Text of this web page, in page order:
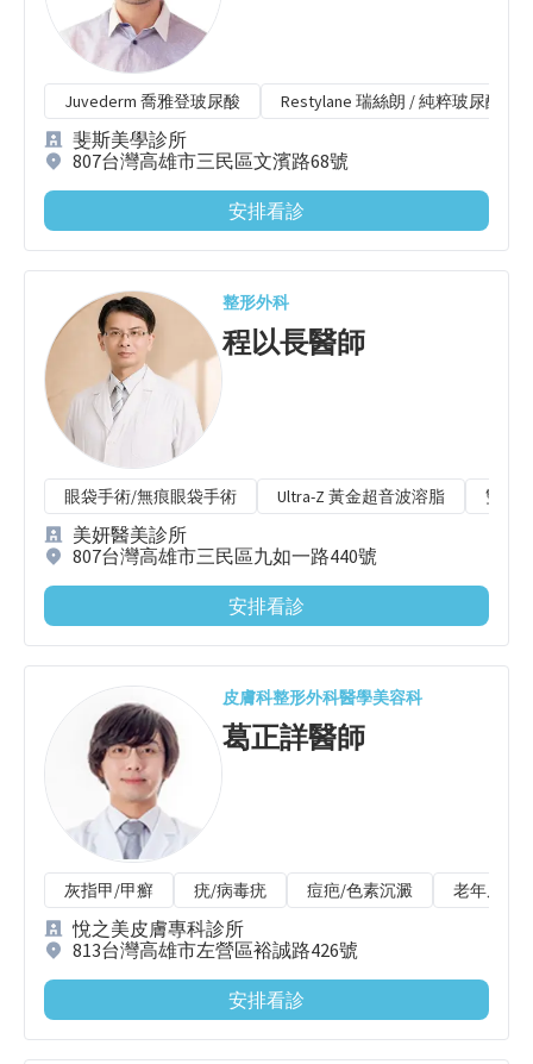
Juvederm 喬雅登玻尿酸 Restylane 瑞絲朗 / 純粹玻尿酸
斐斯美學診所
807台灣高雄市三民區文濱路68號
安排看診
整形外科
程以長醫師
眼袋手術/無痕眼袋手術 Ultra-Z 黃金超音波溶脂 雙眼
美妍醫美診所
807台灣高雄市三民區九如一路440號
安排看診
皮膚科整形外科醫學美容科
葛正詳醫師
灰指甲/甲癬 疣/病毒疣 痘疤/色素沉澱 老年皮膚
悅之美皮膚專科診所
813台灣高雄市左營區裕誠路426號
安排看診